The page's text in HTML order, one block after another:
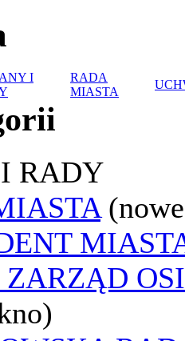
I
RADA
MIASTA
RADY